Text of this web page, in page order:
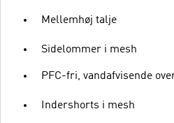
Mellemhøj talje
Sidelommer i mesh
PFC-fri, vandafvisende
Indershorts i mesh